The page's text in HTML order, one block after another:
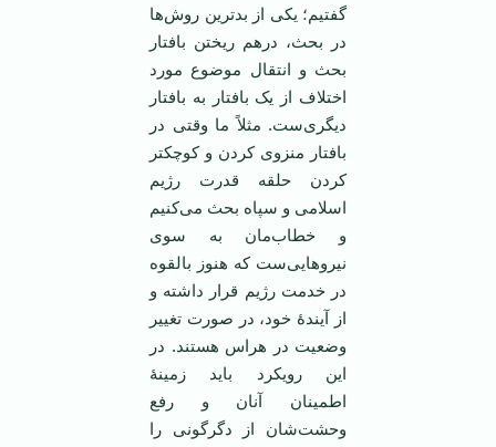
گفتیم؛ یکی از بدترین روش‌ها
در بحث، درهم ریختن بافتار
بحث و انتقال موضوع مورد
اختلاف از یک بافتار به بافتار
دیگری‌ست. مثلاً ما وقتی در
بافتار منزوی کردن و کوچکتر
کردن حلقه قدرت رژیم
اسلامی و سپاه بحث می‌کنیم
و خطاب‌مان به سوی
نیروهایی‌ست که هنوز بالقوه
در خدمت رژیم قرار داشته و
از آیندۀ خود، در صورت تغییر
وضعیت در هراس هستند. در
این رویکرد باید زمینۀ
اطمینان آنان و رفع
وحشت‌شان از دگرگونی را